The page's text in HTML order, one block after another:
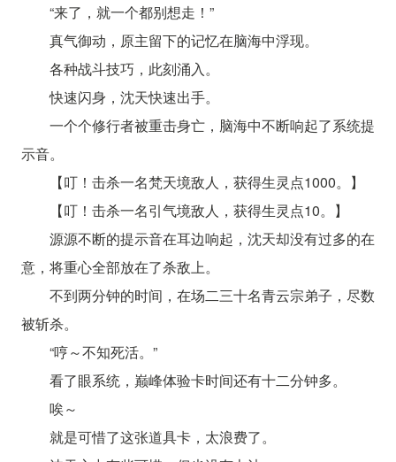
“来了，就一个都别想走！”
真气御动，原主留下的记忆在脑海中浮现。
各种战斗技巧，此刻涌入。
快速闪身，沈天快速出手。
一个个修行者被重击身亡，脑海中不断响起了系统提
示音。
【叮！击杀一名梵天境敌人，获得生灵点1000。】
【叮！击杀一名引气境敌人，获得生灵点10。】
源源不断的提示音在耳边响起，沈天却没有过多的在
意，将重心全部放在了杀敌上。
不到两分钟的时间，在场二三十名青云宗弟子，尽数
被斩杀。
“哼～不知死活。”
看了眼系统，巅峰体验卡时间还有十二分钟多。
唉～
就是可惜了这张道具卡，太浪费了。